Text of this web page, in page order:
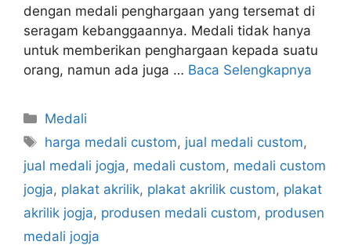
dengan medali penghargaan yang tersemat di
seragam kebanggaannya. Medali tidak hanya
untuk memberikan penghargaan kepada suatu
orang, namun ada juga … Baca Selengkapnya
Kategori
Medali
Tag
harga medali custom, jual medali custom,
jual medali jogja, medali custom, medali custom
jogja, plakat akrilik, plakat akrilik custom, plakat
akrilik jogja, produsen medali custom, produsen
medali jogja